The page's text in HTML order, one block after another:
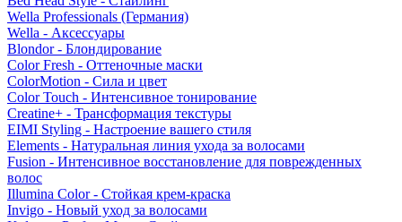
Wella Professionals (Германия)
Wella - Аксессуары
Blondor - Блондирование
Color Fresh - Оттеночные маски
ColorMotion - Сила и цвет
Color Touch - Интенсивное тонирование
Creatine+ - Трансформация текстуры
EIMI Styling - Настроение вашего стиля
Elements - Натуральная линия ухода за волосами
Fusion - Интенсивное восстановление для поврежденных
волос
Illumina Color - Стойкая крем-краска
Invigo - Новый уход за волосами